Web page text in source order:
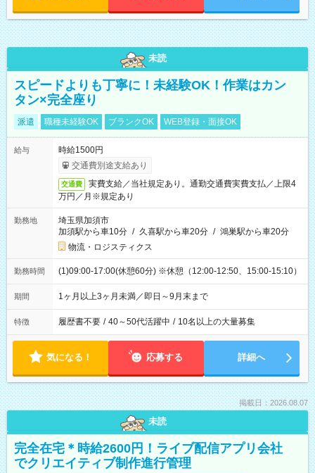
未読
スピードよりも丁寧に！未経験OK！作業はカン
タン×完全座り
派遣 職種未経験OK ブランクOK WEB登録・面接OK
給与
時給1500円
交通費別途支給あり
交通費
実費支給／当社規定あり。通勤交通費実費支払／上限4
万円／月※規定あり
勤務地
埼玉県加須市
加須駅から車10分 / 久喜駅から車20分 / 鴻巣駅から車20分
物流・ロジスティクス
勤務時間 (1)09:00-17:00(休憩60分) ※休憩（12:00-12:50、15:00-15:10）
期間 1ヶ月以上3ヶ月未満／即日～9月末まで
特徴 履歴書不要 / 40～50代活躍中 / 10名以上の大量募集
気になる！ 応募する 詳細へ
掲載日：2026.08.07
未読
完全在宅＊時給2600円！ライブ配信アプリ会社
でクリエイティブ制作進行管理